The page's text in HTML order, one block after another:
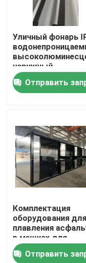
Продукция
О Компании
Наша фабрика
контроль
Уличный фонарь
наружный
светодиодный
уличный фонарь
автомобильных
Отправить
Комплектация
оборудования для
плавления
в мешках для
дорожного
строительства
Отправить